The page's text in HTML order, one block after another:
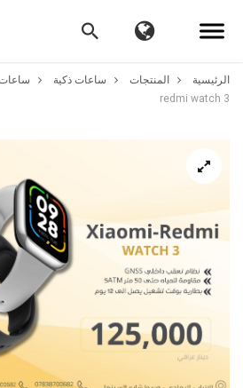
الرئيسية المنتجات ساعات ذكية
redmi watch 3